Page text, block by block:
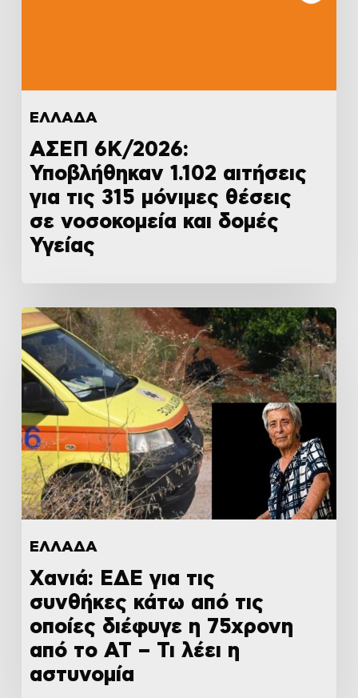
ΕΛΛΑΔΑ
ΑΣΕΠ 6Κ/2026:
Υποβλήθηκαν 1.102 αιτήσεις
για τις 315 μόνιμες θέσεις
σε νοσοκομεία και δομές
Υγείας
ΕΛΛΑΔΑ
Χανιά: ΕΔΕ για τις
συνθήκες κάτω από τις
οποίες διέφυγε η 75χρονη
από το ΑΤ – Τι λέει η
αστυνομία